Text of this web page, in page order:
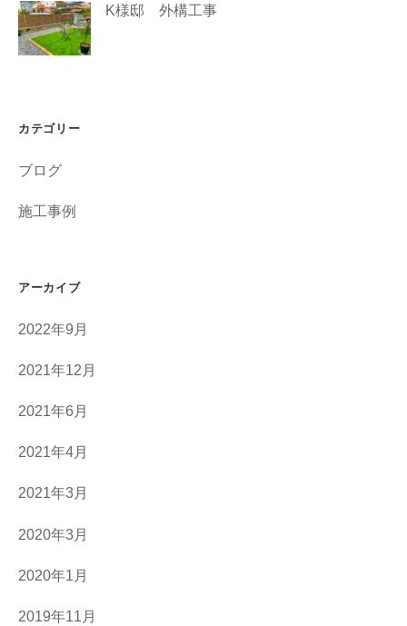
K様邸 外構工事
カテゴリー
ブログ
施工事例
アーカイブ
2022年9月
2021年12月
2021年6月
2021年4月
2021年3月
2020年3月
2020年1月
2019年11月